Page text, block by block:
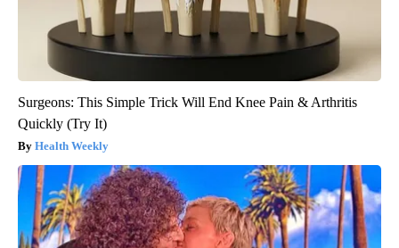
Surgeons: This Simple Trick Will End Knee Pain & Arthritis
Quickly (Try It)
Health Weekly